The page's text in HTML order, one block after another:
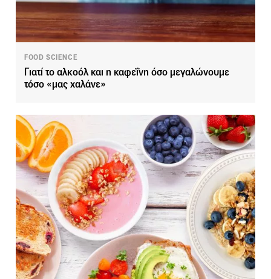
FOOD SCIENCE
Γιατί το αλκοόλ και η καφεΐνη όσο μεγαλώνουμε
τόσο «μας χαλάνε»